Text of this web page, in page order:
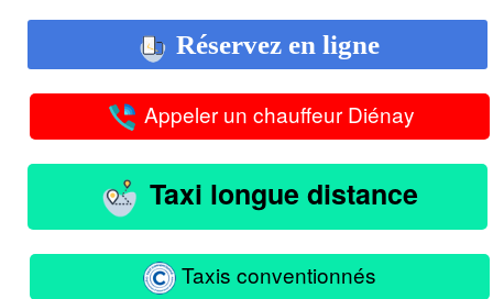
Réservez en ligne
Appeler un chauffeur Diénay
Taxi longue distance
Taxis conventionnés